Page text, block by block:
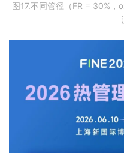
图17.不同管径（FR = 30%